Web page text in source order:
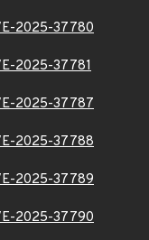
2025-37780
2025-37781
2025-37787
2025-37788
2025-37789
2025-37790